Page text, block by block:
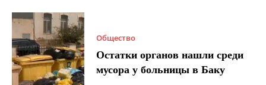
Общество
Остатки органов нашли среди
мусора у больницы в Баку